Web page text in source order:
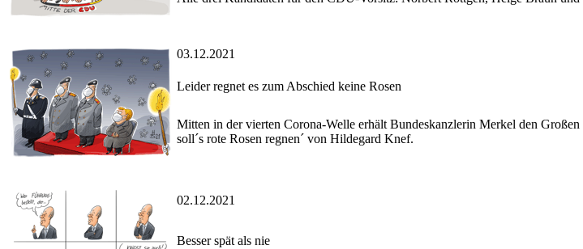
03.12.2021
Leider regnet es zum Abschied keine Rosen
Mitten in der vierten Corona-Welle erhält Bundeskanzlerin Merkel den
soll´s rote Rosen regnen´ von Hildegard Knef.
02.12.2021
Besser spät als nie